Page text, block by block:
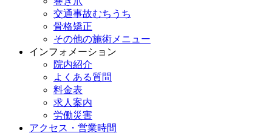
交通事故むちうち
骨格矯正
その他の施術メニュー
インフォメーション
院内紹介
よくある質問
料金表
求人案内
労働災害
アクセス・営業時間